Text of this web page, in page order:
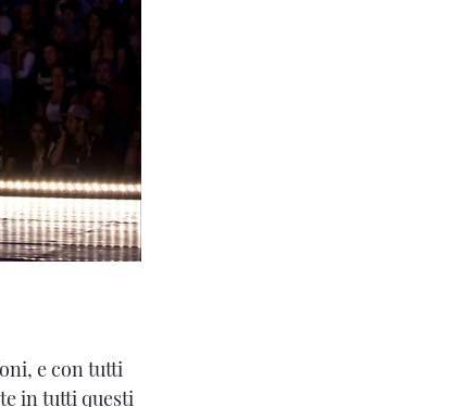
e con tutti
in tutti questi